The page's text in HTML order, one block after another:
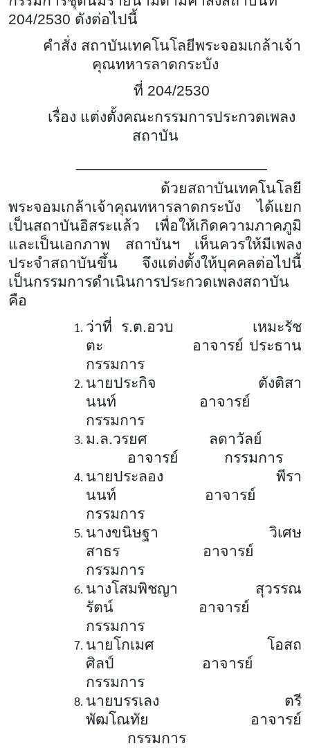
204/2530 ดังต่อไปนี้
คำสั่ง สถาบันเทคโนโลยีพระจอมเกล้าเจ้า
คุณทหารลาดกระบัง
ที่ 204/2530
เรื่อง แต่งตั้งคณะกรรมการประกวดเพลง
สถาบัน
ด้วยสถาบันเทคโนโลยี
พระจอมเกล้าเจ้าคุณทหารลาดกระบัง ได้แยก
เป็นสถาบันอิสระแล้ว เพื่อให้เกิดความภาคภูมิ
และเป็นเอกภาพ สถาบันฯ เห็นควรให้มีเพลง
ประจำสถาบันขึ้น จึงแต่งตั้งให้บุคคลต่อไปนี้
เป็นกรรมการดำเนินการประกวดเพลงสถาบัน
คือ
ว่าที่ ร.ต.อวบ เหมะรัช
ตะ อาจารย์ ประธาน
กรรมการ
นายประกิจ ตังติสา
นนท์ อาจารย์
กรรมการ
ม.ล.วรยศ ลดาวัลย์
อาจารย์ กรรมการ
นายประลอง พีรา
นนท์ อาจารย์
กรรมการ
นางขนิษฐา วิเศษ
สาธร อาจารย์
กรรมการ
นางโสมพิชญา สุวรรณ
รัตน์ อาจารย์
กรรมการ
นายโกเมศ โอสถ
ศิลป์ อาจารย์
กรรมการ
นายบรรเลง ตรี
พัฒโณทัย อาจารย์
กรรมการ